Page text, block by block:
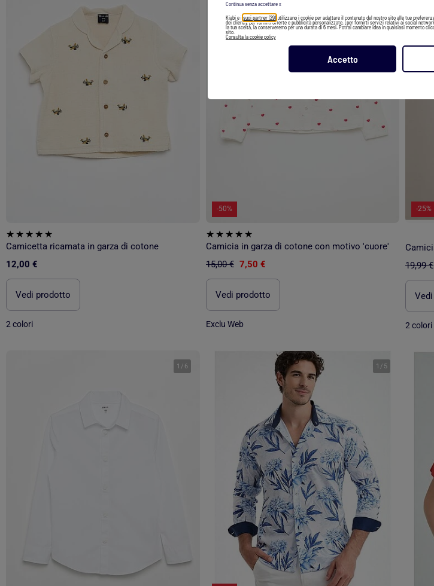
Kiabi e i suoi partner (29) utilizzano i cookie per adattare il contenuto del nostro sito alle tue
dei clienti), per fornirti offerte e pubblicità personalizzate, [per fornirti servizi relativi ai social
la tua scelta, la conserveremo per una durata di 6 mesi. Potrai cambiare idea in qualsiasi momento
sito.
Consulta la cookie policy
Accetto
Continua senza accettare x
Camicetta ricamata in garza di cotone
12,00 €
Vedi prodotto
2 colori
-50%
Camicia in garza di cotone con motivo 'cuore'
15,00 € 7,50 €
Vedi prodotto
Exclu Web
-25%
19,99 €
2 colori
1 / 6 1 / 5